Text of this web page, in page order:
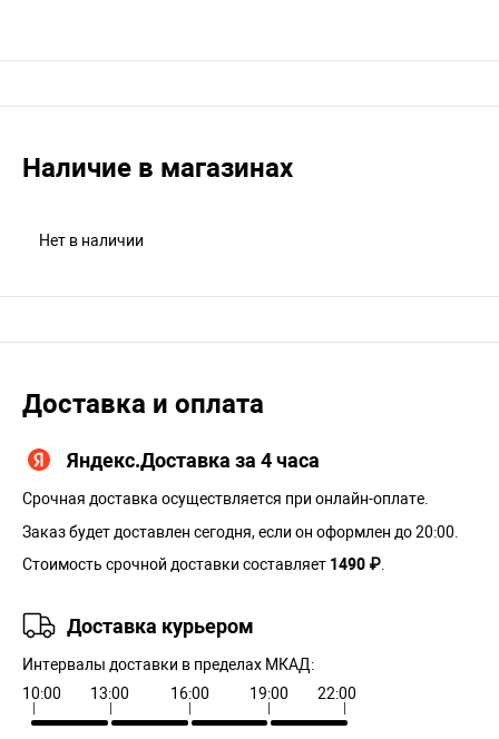
Наличие в магазинах
Нет в наличии
Доставка и оплата
Яндекс.Доставка за 4 часа
Срочная доставка осуществляется при онлайн-оплате.
Заказ будет доставлен сегодня, если он оформлен до 20:00.
Стоимость срочной доставки составляет 1490 ₽
Доставка курьером
Интервалы доставки в пределах МКАД:
10:00
13:00 16:00 19:00 22:00